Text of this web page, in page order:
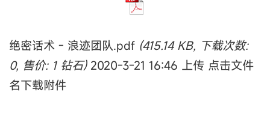
绝密话术 - 浪迹团队.pdf (415.14 KB, 下载次数:
0, 售价: 1 钻石) 2020-3-21 16:46 上传 点击文件
名下载附件